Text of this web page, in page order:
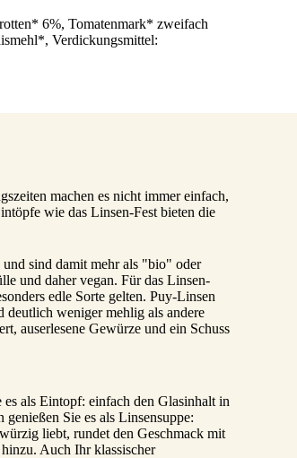
6%, Tomatenmark* zweifach
Verdickungsmittel:
machen es nicht immer einfach,
wie das Linsen-Fest bieten die
und sind damit mehr als "bio" oder
und daher vegan. Für das Linsen-
edle Sorte gelten. Puy-Linsen
deutlich weniger mehlig als andere
auserlesene Gewürze und ein Schuss
als Eintopf: einfach den Glasinhalt in
Sie es als Linsensuppe:
liebt, rundet den Geschmack mit
Auch Ihr klassischer